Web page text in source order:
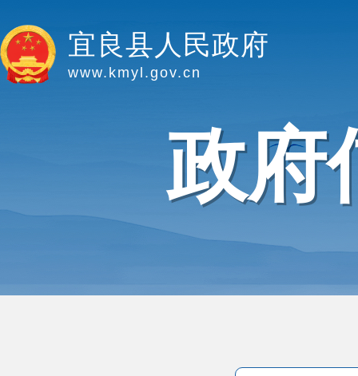
宜良县人民政府
www.kmyl.gov.cn
政府